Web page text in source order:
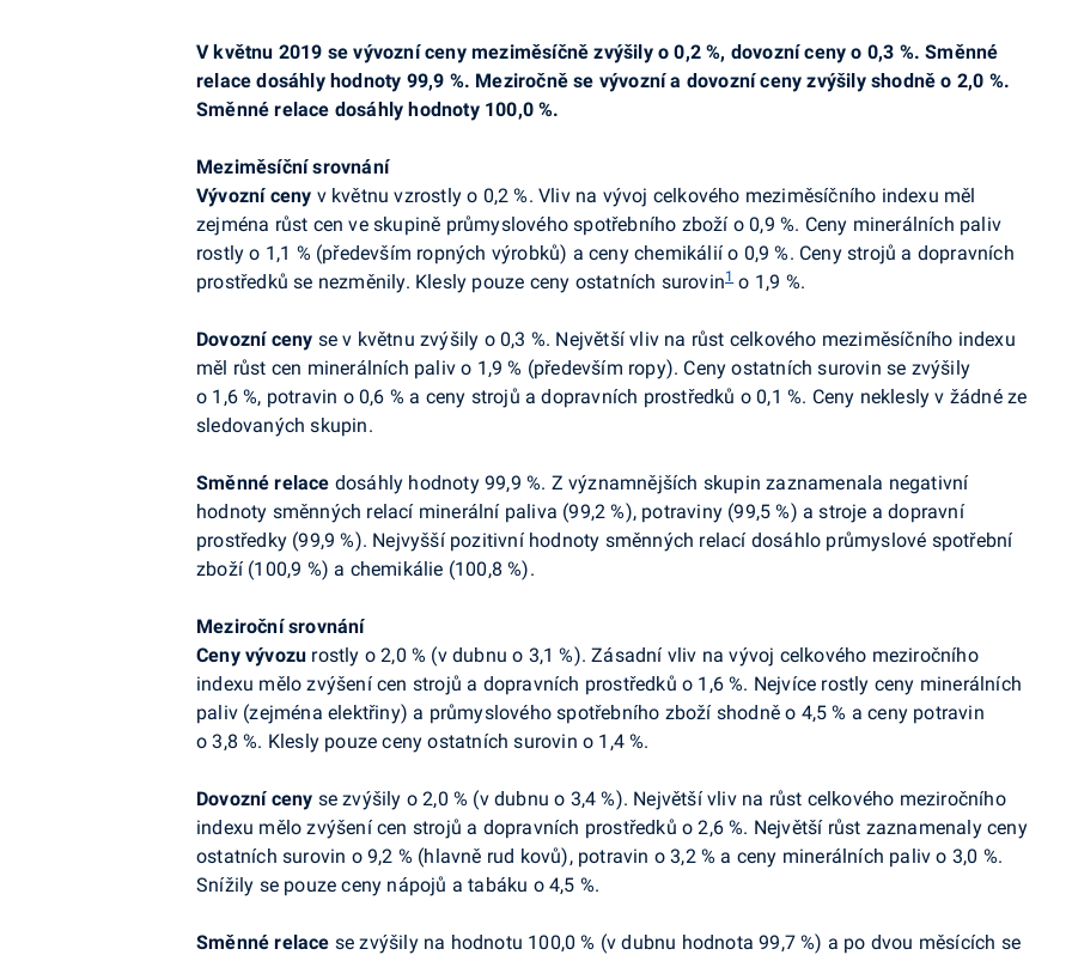
V květnu 2019 se vývozní ceny meziměsíčně zvýšily o 0,2 %, dovozní ceny o 0,3 %. Směnné
relace dosáhly hodnoty 99,9 %. Meziročně se vývozní a dovozní ceny zvýšily shodně o 2,0 %.
Směnné relace dosáhly hodnoty 100,0 %.
Meziměsíční srovnání
Vývozní ceny v květnu vzrostly o 0,2 %. Vliv na vývoj celkového meziměsíčního indexu měl
zejména růst cen ve skupině průmyslového spotřebního zboží o 0,9 %. Ceny minerálních paliv
rostly o 1,1 % (především ropných výrobků) a ceny chemikálií o 0,9 %. Ceny strojů a dopravních
prostředků se nezměnily. Klesly pouze ceny ostatních surovin1o 1,9 %.
Dovozní ceny sev květnu zvýšily o 0,3 %. Největší vliv na růst celkového meziměsíčního indexu
měl růst cen minerálních paliv o 1,9 % (především ropy). Ceny ostatních surovin se zvýšily
o 1,6 %, potravin o 0,6 % a ceny strojů a dopravních prostředků o 0,1 %. Ceny neklesly v žádné ze
sledovaných skupin.
Směnné relace dosáhly hodnoty 99,9 %. Z významnějších skupin zaznamenala negativní
hodnoty směnných relací minerální paliva (99,2 %), potraviny (99,5 %) a stroje a dopravní
prostředky (99,9 %). Nejvyšší pozitivní hodnoty směnných relací dosáhlo průmyslové spotřební
zboží (100,9 %) a chemikálie (100,8 %).
Meziroční srovnání
Ceny vývozu rostly o 2,0 % (v dubnu o 3,1 %). Zásadní vliv na vývoj celkového meziročního
indexu mělo zvýšení cen strojů a dopravních prostředků o 1,6 %. Nejvíce rostly ceny minerálních
paliv (zejména elektřiny) a průmyslového spotřebního zboží shodně o 4,5 % a ceny potravin
o 3,8 %. Klesly pouze ceny ostatních surovin o 1,4 %.
Dovozní ceny se zvýšily o 2,0 % (v dubnu o 3,4 %). Největší vliv na růst celkového meziročního
indexu mělo zvýšení cen strojů a dopravních prostředků o 2,6 %. Největší růst zaznamenaly ceny
ostatních surovin o 9,2 % (hlavně rud kovů), potravin o 3,2 % a ceny minerálních paliv o 3,0 %.
Snížily se pouze ceny nápojů a tabáku o 4,5 %.
Směnné relace se zvýšily na hodnotu 100,0 % (v dubnu hodnota 99,7 %) a po dvou měsících se